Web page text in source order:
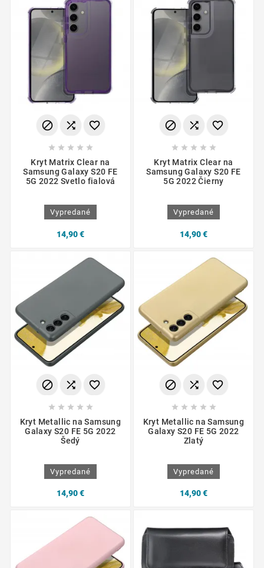
  
    
Kryt Matrix Clear na
Samsung Galaxy S20 FE
5G 2022 Svetlo fialová
Vypredané
14,90 €
  
    
Kryt Matrix Clear na
Samsung Galaxy S20 FE
5G 2022 Čierny
Vypredané
14,90 €
  
    
Kryt Metallic na Samsung
Galaxy S20 FE 5G 2022
Šedý
Vypredané
14,90 €
  
    
Kryt Metallic na Samsung
Galaxy S20 FE 5G 2022
Zlatý
Vypredané
14,90 €